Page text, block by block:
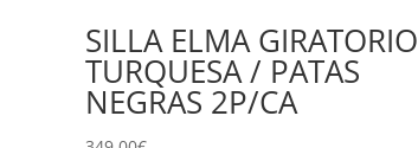
SILLA ELMA GIRATORIO
TURQUESA / PATAS
NEGRAS 2P/CA